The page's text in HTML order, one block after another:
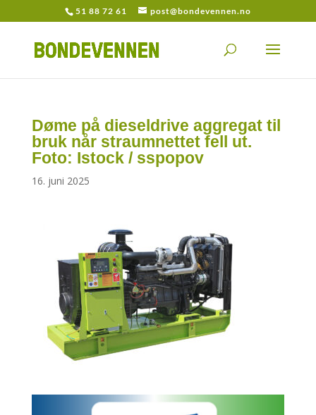
51 88 72 61 post@bondevennen.no
Døme på dieseldrive aggregat til
bruk når straumnettet fell ut.
Foto: Istock / sspopov
16. juni 2025